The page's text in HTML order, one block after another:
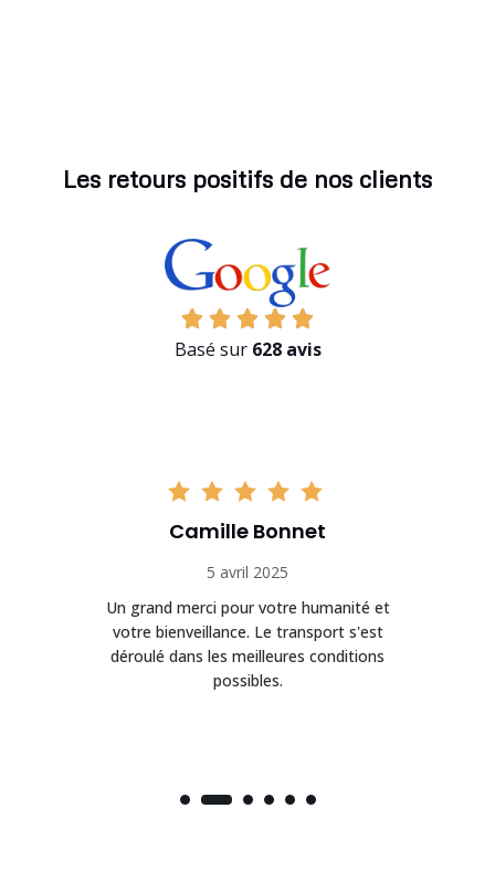
Les retours positifs de nos clients
Basé sur 628 avis
Camille Bonnet
5 avril 2025
Un grand merci pour votre humanité et
votre bienveillance. Le transport s'est
déroulé dans les meilleures conditions
possibles.